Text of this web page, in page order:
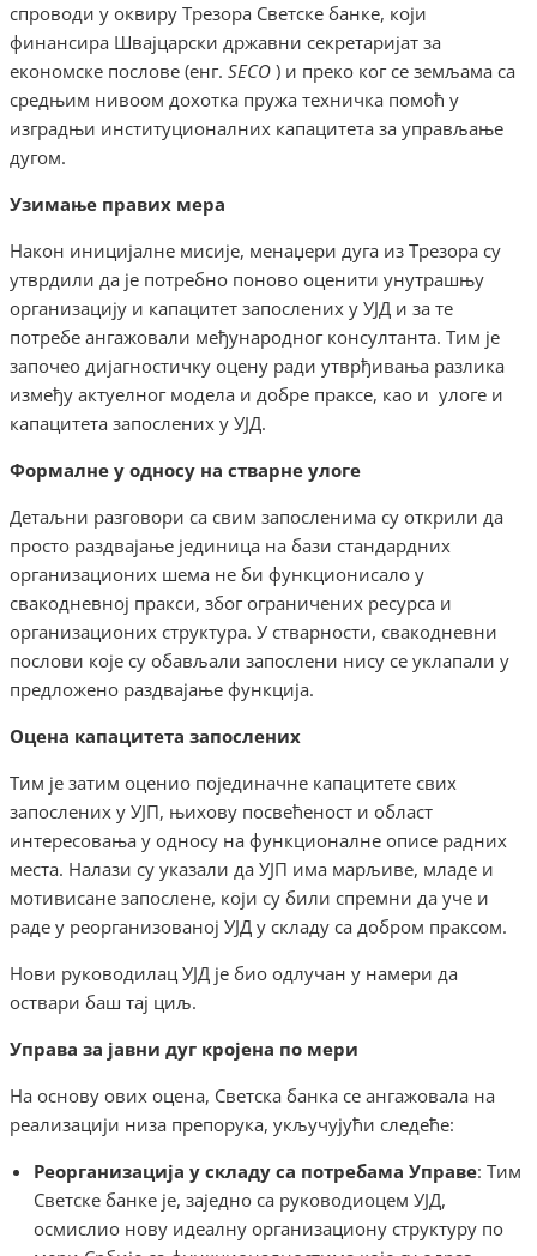
спроводи у оквиру Трезора Светске банке, који
финансира Швајцарски државни секретаријат за
економске послове (енг. SECO ) и преко ког се земљама са
средњим нивоом дохотка пружа техничка помоћ у
изградњи институционалних капацитета за управљање
дугом.
Узимање правих мера
Након иницијалне мисије, менаџери дуга из Трезора су
утврдили да је потребно поново оценити унутрашњу
организацију и капацитет запослених у УЈД и за те
потребе ангажовали међународног консултанта. Тим је
започео дијагностичку оцену ради утврђивања разлика
између актуелног модела и добре праксе, као и улоге и
капацитета запослених у УЈД.
Формалне у односу на стварне улоге
Детаљни разговори са свим запосленима су открили да
просто раздвајање јединица на бази стандардних
организационих шема не би функционисало у
свакодневној пракси, због ограничених ресурса и
организационих структура. У стварности, свакодневни
послови које су обављали запослени нису се уклапали у
предложено раздвајање функција.
Оцена капацитета запослених
Тим је затим оценио појединачне капацитете свих
запослених у УЈП, њихову посвећеност и област
интересовања у односу на функционалне описе радних
места. Налази су указали да УЈП има марљиве, младе и
мотивисане запослене, који су били спремни да уче и
раде у реорганизованој УЈД у складу са добром праксом.
Нови руководилац УЈД је био одлучан у намери да
оствари баш тај циљ.
Управа за јавни дуг кројена по мери
На основу ових оцена, Светска банка се ангажовала на
реализацији низа препорука, укључујући следеће:
Реорганизација у складу са потребама Управе: Тим
Светске банке је, заједно са руководиоцем УЈД,
осмислио нову идеалну организациону структуру по